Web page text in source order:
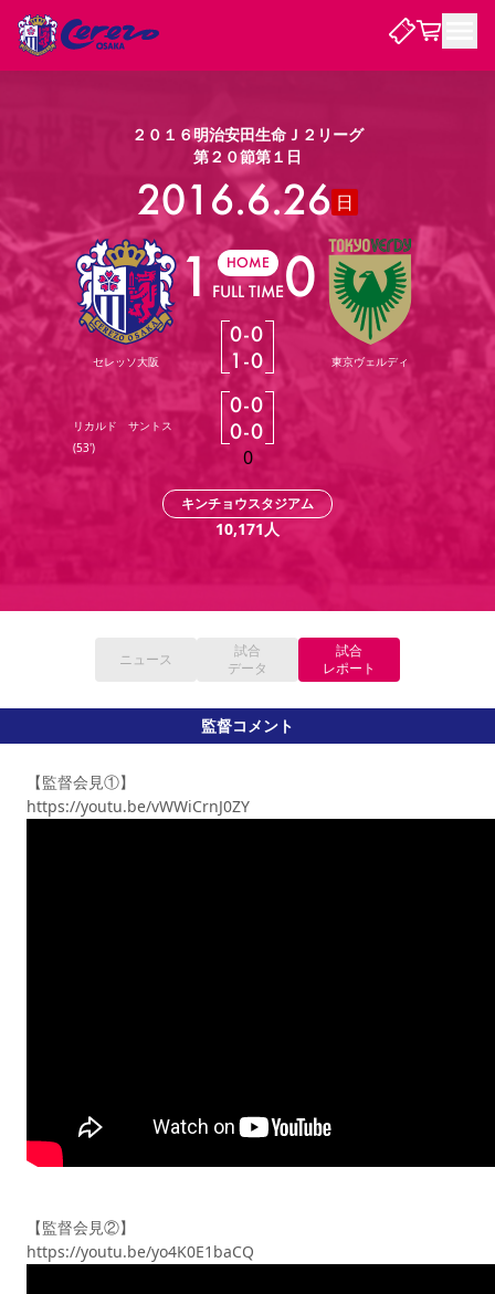
試合日程 / 結果 順位表
チームについて
選手・スタッフ スケジュール メディア情報 アクセス レディース
アカデミー
ハナサカプレーヤー 歴代所属選手
チケット
チケット情報 販売スケジュール 価格・席種
購入方法
シーズンシート
法人シーズンシート 福祉サービス
団体チケット
特定興行入場券 譲渡サービス リセールサービス
観戦ガイド
キッズ向けサービス
観戦マナー&ルール
ビジターサポーター観戦ガイド
スタジアム
YANMAR HANASAKA STADIUM
よくある質問
クラブを知る
セレッソ大阪について
クラブ紹介 シーズン記録 求人情報
パートナー企業募集中 セレッソ大阪VISAカード
セレッソアイデアちょうだいな
Lise（ライセンスビジネス）
スポーツクラブ
関連団体/施設
長居公園 セレッソフットサルパーク セレッソフットサルパーク長居
セレッソ大阪アカデミー
大人のサッカースクール
その他スポーツクラブ
ファンクラブ
ファンクラブ
SAKURA SOCIO 招待券引換方法 まいセレチケット
婚姻届・出生届・命名書
ニュース
チケット イベント
スポーツクラブ
レディース
２０１６明治安田生命Ｊ２リーグ
第２０節第１日
2016.6.26 日
セレッソ大阪
リカルド サントス
(53')
1 HOME
FULL TIME0
0-0
1-0
0-0
0-0
0
東京ヴェルディ
キンチョウスタジアム
10,171人
ニュース
試合
データ
試合
レポート
監督コメント
【監督会見①】
https://youtu.be/vWWiCrnJ0ZY
【監督会見②】
https://youtu.be/yo4K0E1baCQ